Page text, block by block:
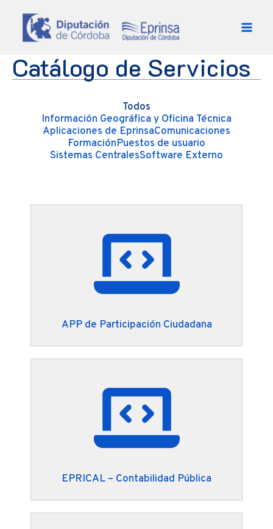
Catálogo de Servicios
Todos
Información Geográfica y Oficina Técnica
Aplicaciones de EprinsaComunicaciones
FormaciónPuestos de usuario
Sistemas CentralesSoftware Externo
APP de Participación Ciudadana
EPRICAL – Contabilidad Pública